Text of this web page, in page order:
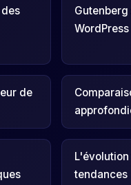
WordPress
de
tendances